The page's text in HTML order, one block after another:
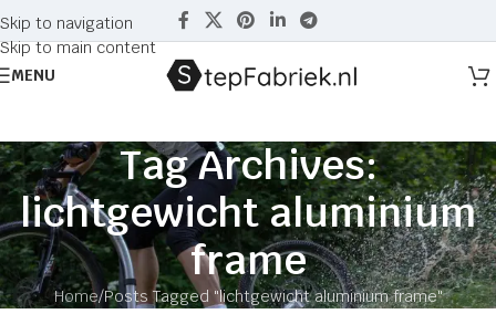
Skip to navigation
Skip to main content
MENU
Tag Archives:
lichtgewicht aluminium
frame
Home Posts Tagged "lichtgewicht aluminium frame"